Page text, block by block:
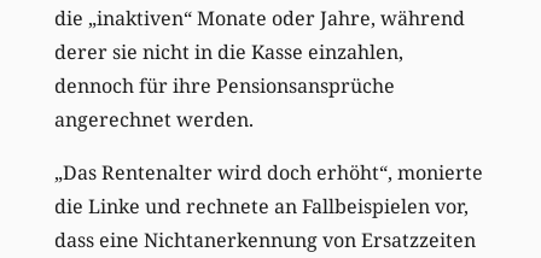
die „inaktiven“ Monate oder Jahre, während
derer sie nicht in die Kasse einzahlen,
dennoch für ihre Pensionsansprüche
angerechnet werden.
„Das Rentenalter wird doch erhöht“, monierte
die Linke und rechnete an Fallbeispielen vor,
dass eine Nichtanerkennung von Ersatzzeiten